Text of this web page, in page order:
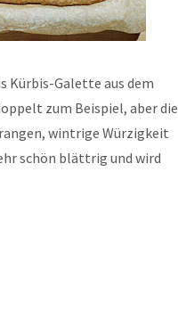
Kürbis-Galette aus dem
zum Beispiel, aber die
wintrige Würzigkeit
schön blättrig und wird